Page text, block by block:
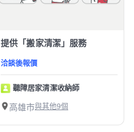
提供「搬家清潔」服務
洽談後報價
聽障居家清潔收納師
高雄市與其他9個